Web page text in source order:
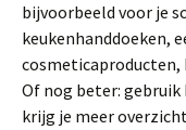
bijvoorbeeld voor je
keukenhanddoeken,
cosmeticaproducten,
Of nog beter:
krijg je meer